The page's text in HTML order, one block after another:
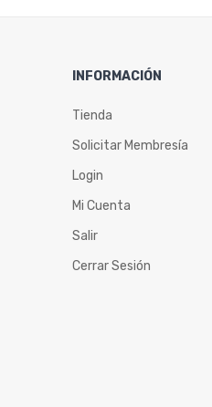
INFORMACIÓN
Tienda
Solicitar Membresía
Login
Mi Cuenta
Salir
Cerrar Sesión